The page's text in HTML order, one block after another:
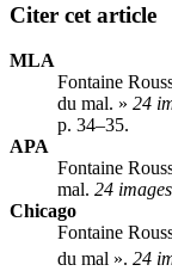
Citer cet article
MLA
Fontaine
du mal. » 24
p. 34–35.
APA
Fontaine
mal. 24 images
Chicago
Fontaine
du mal ». 24